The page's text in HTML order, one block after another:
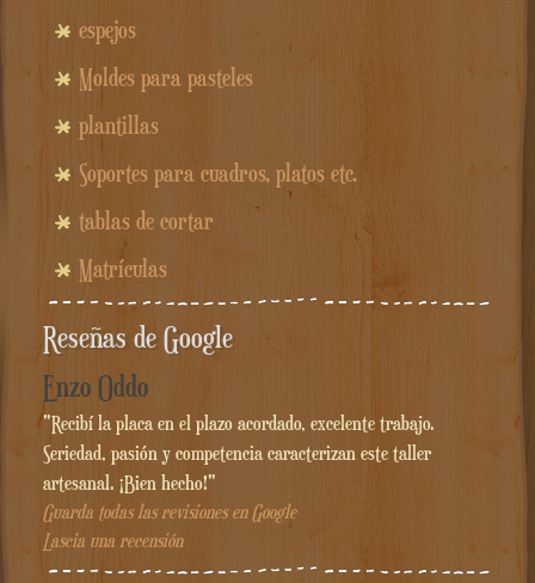
espejos
Moldes para pasteles
plantillas
Soportes para cuadros, platos etc.
tablas de cortar
Matrículas
Reseñas de Google
Enzo Oddo
"Recibí la placa en el plazo acordado, excelente trabajo.
Seriedad, pasión y competencia caracterizan este taller
artesanal. ¡Bien hecho!"
Guarda todas las revisiones en Google
Lascia una recensión